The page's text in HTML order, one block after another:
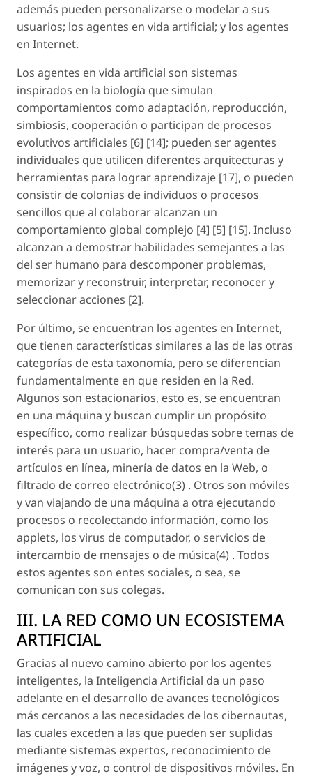
además pueden personalizarse o modelar a sus
usuarios; los agentes en vida artificial; y los agentes
en Internet.
Los agentes en vida artificial son sistemas
inspirados en la biología que simulan
comportamientos como adaptación, reproducción,
simbiosis, cooperación o participan de procesos
evolutivos artificiales [6] [14]; pueden ser agentes
individuales que utilicen diferentes arquitecturas y
herramientas para lograr aprendizaje [17], o pueden
consistir de colonias de individuos o procesos
sencillos que al colaborar alcanzan un
comportamiento global complejo [4] [5] [15]. Incluso
alcanzan a demostrar habilidades semejantes a las
del ser humano para descomponer problemas,
memorizar y reconstruir, interpretar, reconocer y
seleccionar acciones [2].
Por último, se encuentran los agentes en Internet,
que tienen características similares a las de las otras
categorías de esta taxonomía, pero se diferencian
fundamentalmente en que residen en la Red.
Algunos son estacionarios, esto es, se encuentran
en una máquina y buscan cumplir un propósito
específico, como realizar búsquedas sobre temas de
interés para un usuario, hacer compra/venta de
artículos en línea, minería de datos en la Web, o
filtrado de correo electrónico(3) . Otros son móviles
y van viajando de una máquina a otra ejecutando
procesos o recolectando información, como los
applets, los virus de computador, o servicios de
intercambio de mensajes o de música(4) . Todos
estos agentes son entes sociales, o sea, se
comunican con sus colegas.
III. LA RED COMO UN ECOSISTEMA
ARTIFICIAL
Gracias al nuevo camino abierto por los agentes
inteligentes, la Inteligencia Artificial da un paso
adelante en el desarrollo de avances tecnológicos
más cercanos a las necesidades de los cibernautas,
las cuales exceden a las que pueden ser suplidas
mediante sistemas expertos, reconocimiento de
imágenes y voz, o control de dispositivos móviles. En